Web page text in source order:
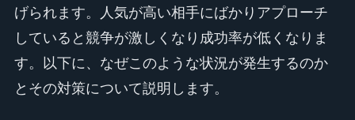
げられます。人気が高い相手にばかりアプローチ
していると競争が激しくなり成功率が低くなりま
す。以下に、なぜこのような状況が発生するのか
とその対策について説明します。